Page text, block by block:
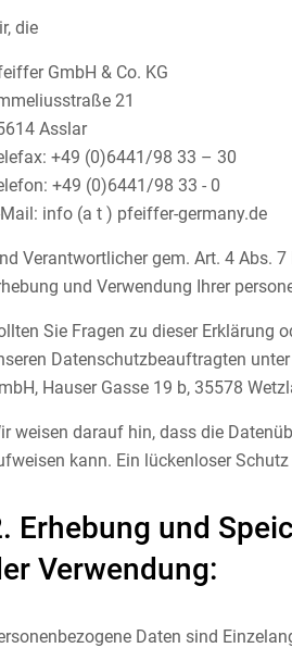
die
GmbH & Co. KG
21
Asslar
+49 (0)6441/98 33 – 30
+49 (0)6441/98 33 - 0
Mail: info (a t ) pfeiffer-germany.de
Verantwortlicher gem. Art. 4 Abs.
und Verwendung Ihrer
Sie Fragen zu dieser Erklärung
Datenschutzbeauftragten
Hauser Gasse 19 b, 35578
weisen darauf hin, dass die
kann. Ein lückenloser
Erhebung und
Verwendung:
Daten sind